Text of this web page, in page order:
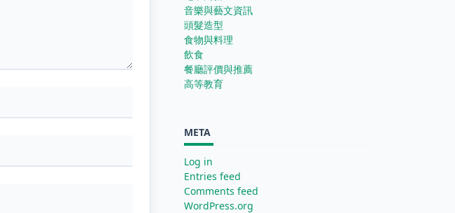
音樂與藝文資訊
頭髮造型
食物與料理
飲食
餐廳評價與推薦
高等教育
META
Log in
Entries feed
Comments feed
WordPress.org